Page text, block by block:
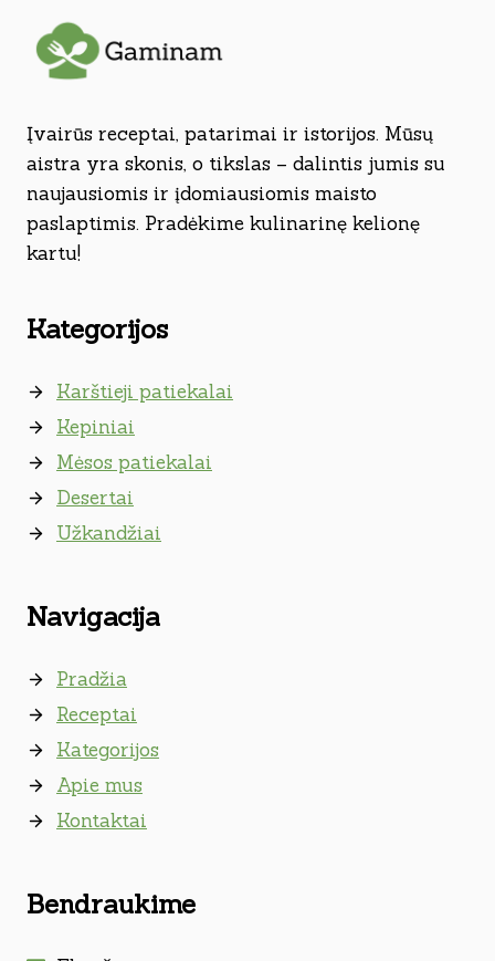
Įvairūs receptai, patarimai ir istorijos. Mūsų
aistra yra skonis, o tikslas – dalintis jumis su
naujausiomis ir įdomiausiomis maisto
paslaptimis. Pradėkime kulinarinę kelionę
kartu!
Kategorijos
Karštieji patiekalai
Kepiniai
Mėsos patiekalai
Desertai
Užkandžiai
Navigacija
Pradžia
Receptai
Kategorijos
Apie mus
Kontaktai
Bendraukime